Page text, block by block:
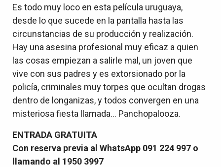
Es todo muy loco en esta película uruguaya,
desde lo que sucede en la pantalla hasta las
circunstancias de su producción y realización.
Hay una asesina profesional muy eficaz a quien
las cosas empiezan a salirle mal, un joven que
vive con sus padres y es extorsionado por la
policía, criminales muy torpes que ocultan drogas
dentro de longanizas, y todos convergen en una
misteriosa fiesta llamada... Panchopalooza.
ENTRADA GRATUITA
Con reserva previa al WhatsApp 091 224 997 o
llamando al 1950 3997